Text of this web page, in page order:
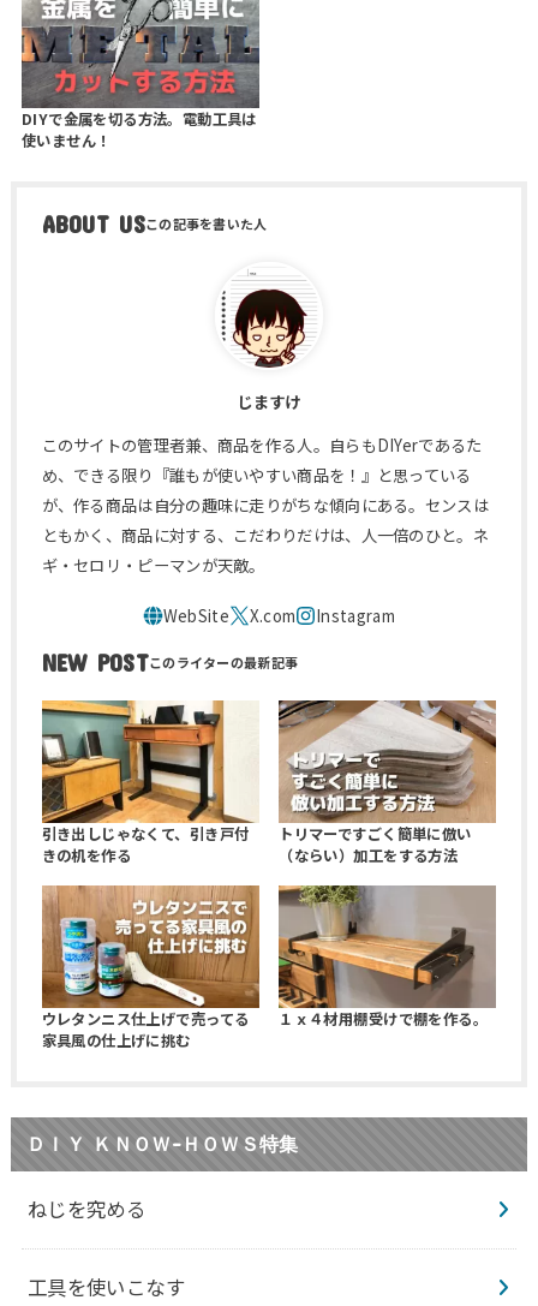
DIYで金属を切る方法。電動工具は
使いません！
ABOUT US
じますけ
このサイトの管理者兼、商品を作る人。自らもDIYerであるた
め、できる限り『誰もが使いやすい商品を！』と思っている
が、作る商品は自分の趣味に走りがちな傾向にある。センスは
ともかく、商品に対する、こだわりだけは、人一倍のひと。ネ
ギ・セロリ・ピーマンが天敵。
NEW POST
引き出しじゃなくて、引き戸付
きの机を作る
トリマーですごく簡単に倣い
（ならい）加工をする方法
ウレタンニス仕上げで売ってる
家具風の仕上げに挑む
１ｘ４材用棚受けで棚を作る。
ＤＩＹ ＫＮＯＷ-ＨＯＷＳ特集
ねじを究める
工具を使いこなす